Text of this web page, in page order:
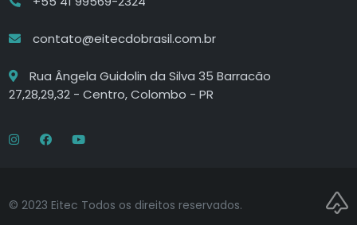
contato@eitecdobrasil.com.br
Rua Ângela Guidolin da Silva 35 Barracão
27,28,29,32 - Centro, Colombo - PR
© 2023 Eitec Todos os direitos reservados.